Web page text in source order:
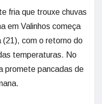
fria que trouxe chuvas
em Valinhos começa
(21), com o retorno do
temperaturas. No
promete pancadas de